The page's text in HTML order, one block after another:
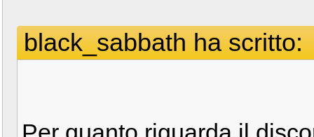
black_sabbath ha scritto: